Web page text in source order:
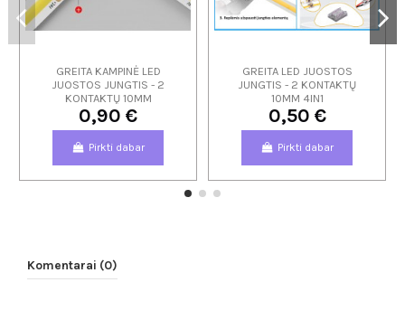
GREITA KAMPINĖ LED
JUOSTOS JUNGTIS - 2
KONTAKTŲ 10MM
0,90 €
Pirkti dabar
GREITA LED JUOSTOS
JUNGTIS - 2 KONTAKTŲ
10MM 4IN1
0,50 €
Pirkti dabar
Komentarai (0)